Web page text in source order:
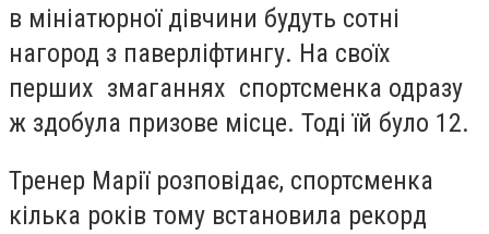
в мініатюрної дівчини будуть сотні
нагород з паверліфтингу. На своїх
перших змаганнях спортсменка одразу
ж здобула призове місце. Тоді їй було 12.
Тренер Марії розповідає, спортсменка
кілька років тому встановила рекорд